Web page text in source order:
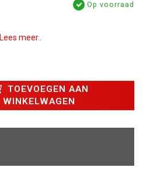
Op voorraad
Lees meer..
TOEVOEGEN AAN
WINKELWAGEN